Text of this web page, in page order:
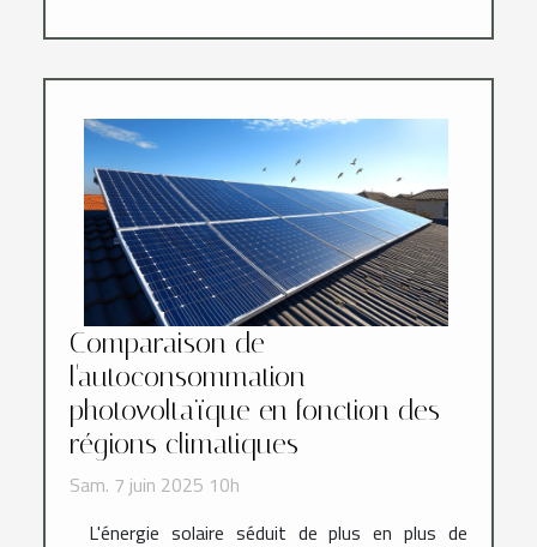
Comparaison de
l'autoconsommation
photovoltaïque en fonction des
régions climatiques
Sam. 7 juin 2025 10h
L'énergie solaire séduit de plus en plus de